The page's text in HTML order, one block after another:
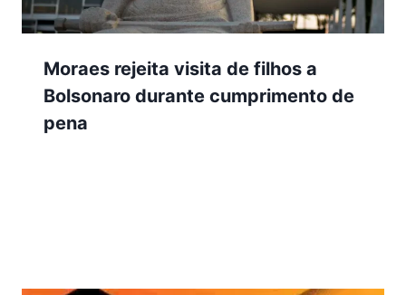
Moraes rejeita visita de filhos a
Bolsonaro durante cumprimento de
pena